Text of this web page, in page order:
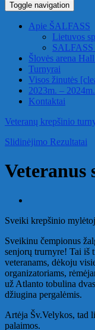
Toggle navigation
Apie ŠALFASS
Lietuvos
SALFASS
Šlovės arena
Turnyrai
Visos žinutės
2023m. –
Kontaktai
Veteranų krepšinio
Slidinėjimo Rezultatai
Veteranus
Sveiki krepšinio
Sveikinu čempionus
senjorų trurnyre! Tai iš
veteranams, dėkoju
organizatoriams,
už Atlanto tobulina
džiugina pergalėmis.
Artėja Šv.Velykos, tad
palaimos.